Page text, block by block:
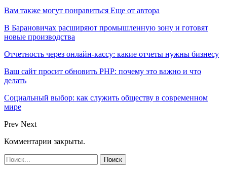
Вам также могут понравиться Еще от автора
В Барановичах расширяют промышленную зону и готовят
новые производства
Отчетность через онлайн-кассу: какие отчеты нужны бизнесу
Ваш сайт просит обновить PHP: почему это важно и что
делать
Социальный выбор: как служить обществу в современном
мире
Prev Next
Комментарии закрыты.